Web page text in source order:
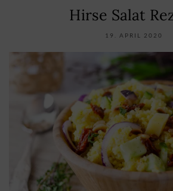
Hirse Salat
19. APRIL 2020